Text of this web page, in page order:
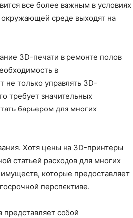
все более важным в условиях
окружающей среде выходят на
3D-печати в ремонте полов
в
не только управлять 3D-
требует значительных
барьером для многих
Хотя цены на 3D-принтеры
статьей расходов для многих
которые предоставляет
перспективе.
собой